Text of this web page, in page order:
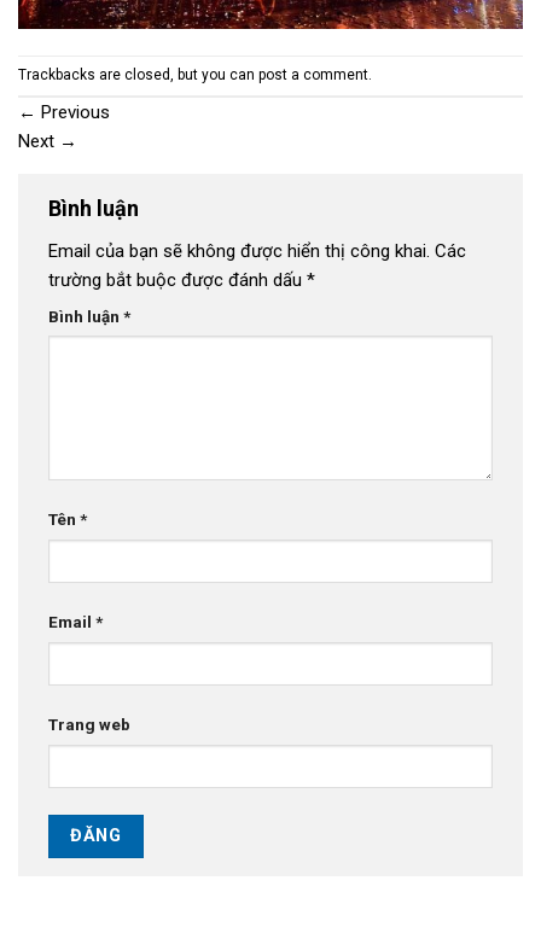
Trackbacks are closed, but you can post a comment.
← Previous
Next →
Bình luận
Email của bạn sẽ không được hiển thị công khai. Các
trường bắt buộc được đánh dấu *
Bình luận *
Tên *
Email *
Trang web